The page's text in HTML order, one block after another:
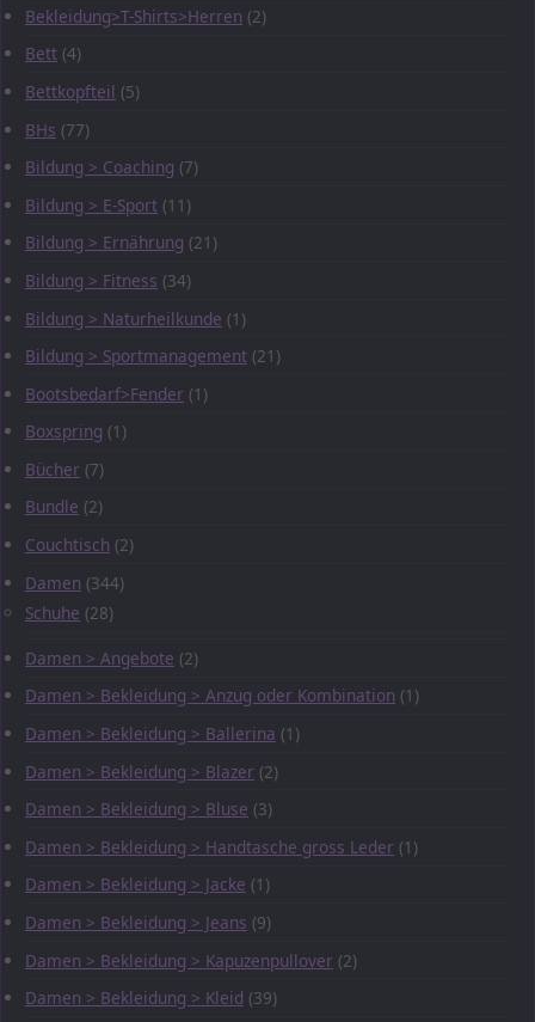
Bekleidung>T-Shirts>Herren (2)
Bett (4)
Bettkopfteil (5)
BHs (77)
Bildung > Coaching (7)
Bildung > E-Sport (11)
Bildung > Ernährung (21)
Bildung > Fitness (34)
Bildung > Naturheilkunde (1)
Bildung > Sportmanagement (21)
Bootsbedarf>Fender (1)
Boxspring (1)
Bücher (7)
Bundle (2)
Couchtisch (2)
Damen (344)
Schuhe (28)
Damen > Angebote (2)
Damen > Bekleidung > Anzug oder Kombination (1)
Damen > Bekleidung > Ballerina (1)
Damen > Bekleidung > Blazer (2)
Damen > Bekleidung > Bluse (3)
Damen > Bekleidung > Handtasche gross Leder (1)
Damen > Bekleidung > Jacke (1)
Damen > Bekleidung > Jeans (9)
Damen > Bekleidung > Kapuzenpullover (2)
Damen > Bekleidung > Kleid (39)